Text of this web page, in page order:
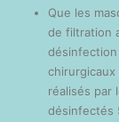
Que les
de filtration
désinfection
chirurgicaux
réalisés par
désinfectés